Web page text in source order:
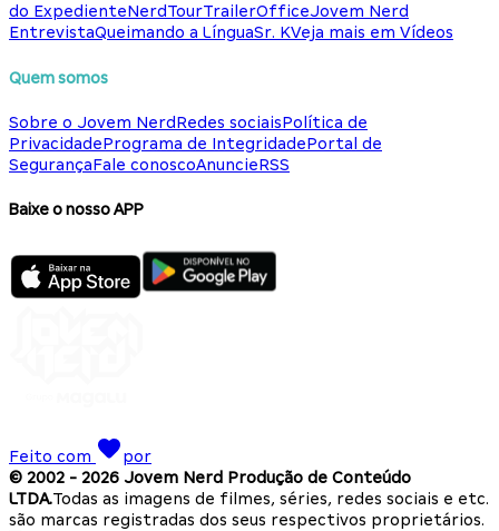
do ExpedienteNerdTourTrailerOfficeJovem Nerd
EntrevistaQueimando a LínguaSr. KVeja mais em Vídeos
Quem somos
Sobre o Jovem NerdRedes sociaisPolítica de
PrivacidadePrograma de IntegridadePortal de
SegurançaFale conoscoAnuncieRSS
Baixe o nosso APP
Feito com
por
© 2002 - 2026 Jovem Nerd Produção de Conteúdo
LTDA.Todas as imagens de filmes, séries, redes sociais e etc.
são marcas registradas dos seus respectivos proprietários.